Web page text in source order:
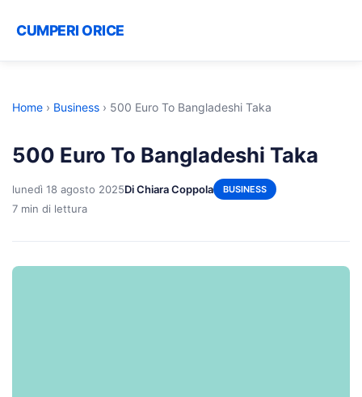
CUMPERI ORICE
Home › Business › 500 Euro To Bangladeshi Taka
500 Euro To Bangladeshi Taka
lunedì 18 agosto 2025Di Chiara Coppola BUSINESS
7 min di lettura